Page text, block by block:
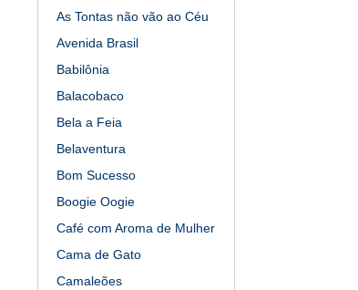
As Tontas não vão ao Céu
Avenida Brasil
Babilônia
Balacobaco
Bela a Feia
Belaventura
Bom Sucesso
Boogie Oogie
Café com Aroma de Mulher
Cama de Gato
Camaleões